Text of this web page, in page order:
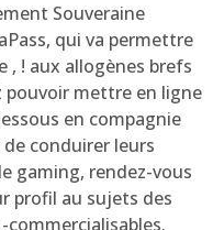
Souveraine
qui va permettre
, ! aux allogènes brefs
pouvoir mettre en ligne
en compagnie
conduirer leurs
gaming, rendez-vous
profil au sujets des